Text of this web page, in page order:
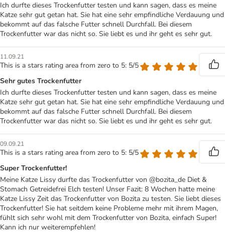
Ich durfte dieses Trockenfutter testen und kann sagen, dass es meine
Katze sehr gut getan hat. Sie hat eine sehr empfindliche Verdauung und
bekommt auf das falsche Futter schnell Durchfall. Bei diesem
Trockenfutter war das nicht so. Sie liebt es und ihr geht es sehr gut.
11.09.21
This is a stars rating area from zero to 5: 5/5
Sehr gutes Trockenfutter
Ich durfte dieses Trockenfutter testen und kann sagen, dass es meine
Katze sehr gut getan hat. Sie hat eine sehr empfindliche Verdauung und
bekommt auf das falsche Futter schnell Durchfall. Bei diesem
Trockenfutter war das nicht so. Sie liebt es und ihr geht es sehr gut.
09.09.21
This is a stars rating area from zero to 5: 5/5
Super Trockenfutter!
Meine Katze Lissy durfte das Trockenfutter von @bozita_de Diet &
Stomach Getreidefrei Elch testen! Unser Fazit: 8 Wochen hatte meine
Katze Lissy Zeit das Trockenfutter von Bozita zu testen. Sie liebt dieses
Trockenfutter! Sie hat seitdem keine Probleme mehr mit ihrem Magen,
fühlt sich sehr wohl mit dem Trockenfutter von Bozita, einfach Super!
Kann ich nur weiterempfehlen!